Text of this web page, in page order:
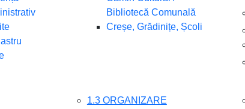
Bibliotecă Comunală
Creșe, Grădinițe, Școli
1.3 ORGANIZARE